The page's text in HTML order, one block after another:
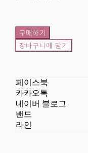
구매하기
장바구니에 담기
페이스북
카카오톡
네이버 블로그
밴드
라인